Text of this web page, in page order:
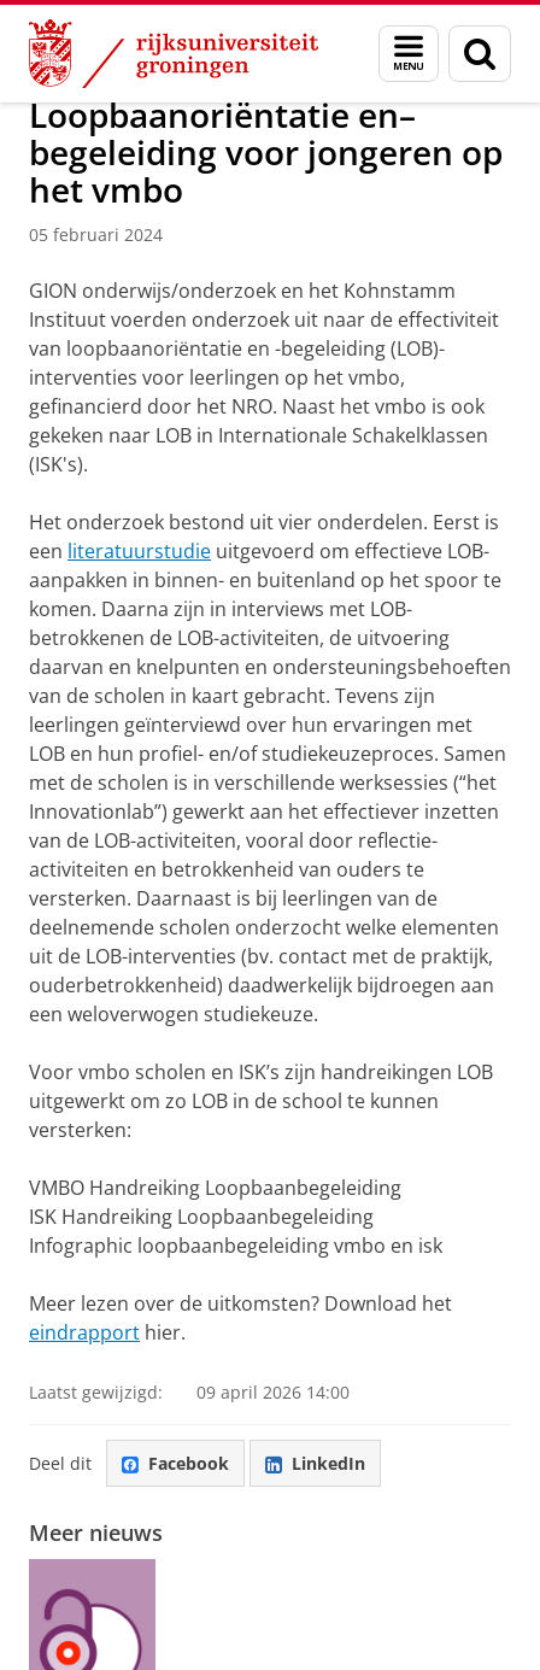
Skip
Content
Skip
Navigation
Menu
en
zoeken
Over ons Actueel Nieuws Nieuwsberichten
Loopbaanoriëntatie en–
begeleiding voor jongeren op
het vmbo
05 februari 2024
GION onderwijs/onderzoek en het Kohnstamm
Instituut voerden onderzoek uit naar de effectiviteit
van loopbaanoriëntatie en -begeleiding (LOB)-
interventies voor leerlingen op het vmbo,
gefinancierd door het NRO. Naast het vmbo is ook
gekeken naar LOB in Internationale Schakelklassen
(ISK's).
Het onderzoek bestond uit vier onderdelen. Eerst is
een literatuurstudie uitgevoerd om effectieve LOB-
aanpakken in binnen- en buitenland op het spoor te
komen. Daarna zijn in interviews met LOB-
betrokkenen de LOB-activiteiten, de uitvoering
daarvan en knelpunten en ondersteuningsbehoeften
van de scholen in kaart gebracht. Tevens zijn
leerlingen geïnterviewd over hun ervaringen met
LOB en hun profiel- en/of studiekeuzeproces. Samen
met de scholen is in verschillende werksessies (“het
Innovationlab”) gewerkt aan het effectiever inzetten
van de LOB-activiteiten, vooral door reflectie-
activiteiten en betrokkenheid van ouders te
versterken. Daarnaast is bij leerlingen van de
deelnemende scholen onderzocht welke elementen
uit de LOB-interventies (bv. contact met de praktijk,
ouderbetrokkenheid) daadwerkelijk bijdroegen aan
een weloverwogen studiekeuze.
Voor vmbo scholen en ISK’s zijn handreikingen LOB
uitgewerkt om zo LOB in de school te kunnen
versterken:
VMBO Handreiking Loopbaanbegeleiding
ISK Handreiking Loopbaanbegeleiding
Infographic loopbaanbegeleiding vmbo en isk
Meer lezen over de uitkomsten? Download het
eindrapport hier.
Laatst gewijzigd: 09 april 2026 14:00
Deel dit Facebook LinkedIn
Meer nieuws